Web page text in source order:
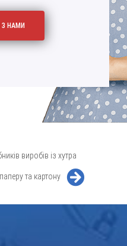
виробів із хутра
та картону